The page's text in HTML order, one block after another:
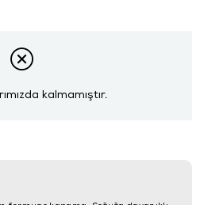
kalmamıştır.